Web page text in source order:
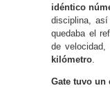
idéntico
disciplina,
quedaba el
de velocidad,
kilómetro
Gate tuvo